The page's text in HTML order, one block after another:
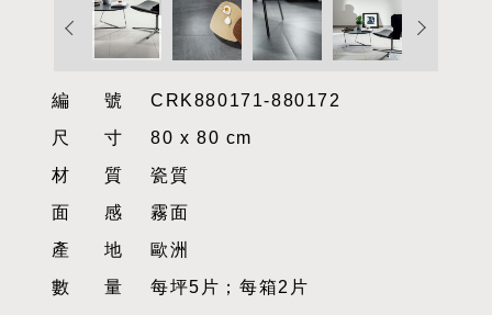
編號CRK880171-880172
尺寸80 x 80 cm
材質瓷質
面感霧面
產地歐洲
數量每坪5片；每箱2片